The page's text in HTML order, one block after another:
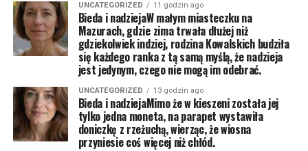
UNCATEGORIZED 11 godzin ago
Bieda i nadziejaW małym miasteczku na
Mazurach, gdzie zima trwała dłużej niż
gdziekolwiek indziej, rodzina Kowalskich budziła
się każdego ranka z tą samą myślą, że nadzieja
jest jedynym, czego nie mogą im odebrać.
UNCATEGORIZED 13 godzin ago
Bieda i nadziejaMimo że w kieszeni została jej
tylko jedna moneta, na parapet wystawiła
doniczkę z rzeżuchą, wierząc, że wiosna
przyniesie coś więcej niż chłód.